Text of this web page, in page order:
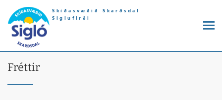
Skíðasvæðið Skarðsdal
Siglufirði
Fréttir